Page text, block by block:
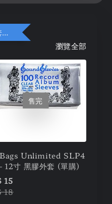
享有黑膠錄音室內套或外套折扣
瀏覽全部
售完
Bags Unlimited SLP4
- 12寸 黑膠外套 (單購)
15
18